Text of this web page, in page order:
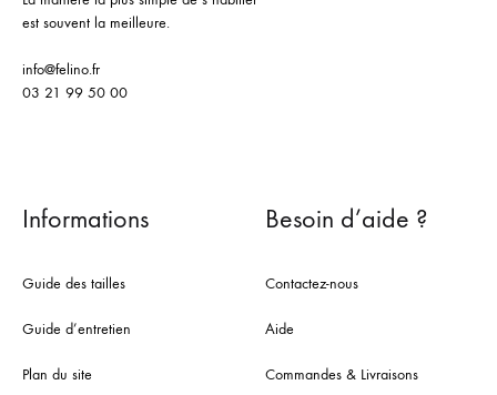
est souvent la meilleure.
info@felino.fr
03 21 99 50 00
Informations
Guide des tailles
Guide d’entretien
Plan du site
Besoin d’aide ?
Contactez-nous
Aide
Commandes & Livraisons